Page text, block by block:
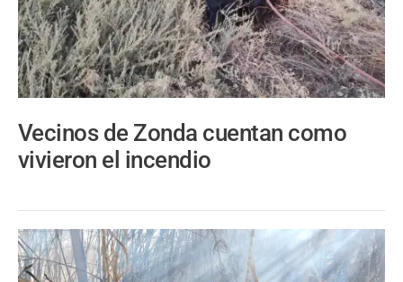
Vecinos de Zonda cuentan como
vivieron el incendio